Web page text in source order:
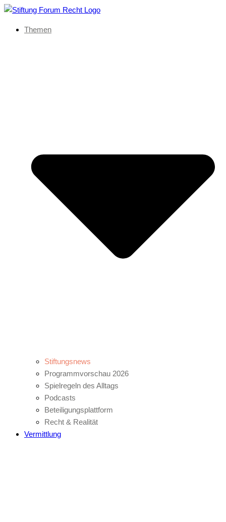
Themen
Stiftungsnews
Programmvorschau 2026
Spielregeln des Alltags
Podcasts
Beteiligungsplattform
Recht & Realität
Vermittlung